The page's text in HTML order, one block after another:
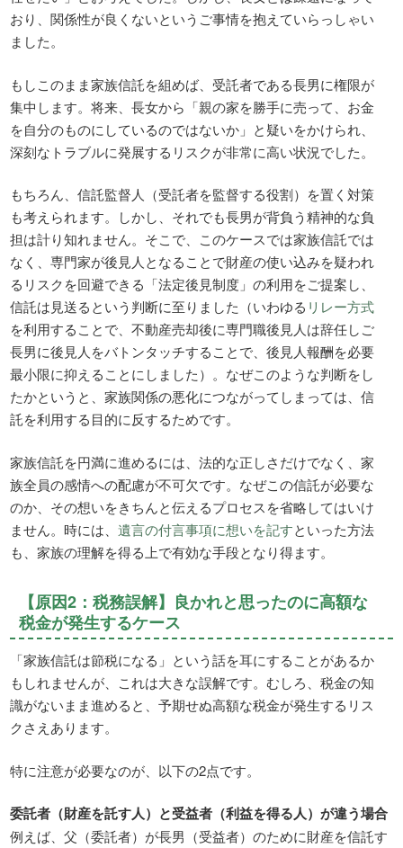
おり、関係性が良くないというご事情を抱えていらっしゃい
ました。
もしこのまま家族信託を組めば、受託者である長男に権限が
集中します。将来、長女から「親の家を勝手に売って、お金
を自分のものにしているのではないか」と疑いをかけられ、
深刻なトラブルに発展するリスクが非常に高い状況でした。
もちろん、信託監督人（受託者を監督する役割）を置く対策
も考えられます。しかし、それでも長男が背負う精神的な負
担は計り知れません。そこで、このケースでは家族信託では
なく、専門家が後見人となることで財産の使い込みを疑われ
るリスクを回避できる「法定後見制度」の利用をご提案し、
信託は見送るという判断に至りました（いわゆる リレー方式
を利用することで、不動産売却後に専門職後見人は辞任しご
長男に後見人をバトンタッチすることで、後見人報酬を必要
最小限に抑えることにしました）。なぜこのような判断をし
たかというと、家族関係の悪化につながってしまっては、信
託を利用する目的に反するためです。
家族信託を円満に進めるには、法的な正しさだけでなく、家
族全員の感情への配慮が不可欠です。なぜこの信託が必要な
のか、その想いをきちんと伝えるプロセスを省略してはいけ
ません。時には、遺言の付言事項に想いを記すといった方法
も、家族の理解を得る上で有効な手段となり得ます。
【原因2：税務誤解】良かれと思ったのに高額な
税金が発生するケース
「家族信託は節税になる」という話を耳にすることがあるか
もしれませんが、これは大きな誤解です。むしろ、税金の知
識がないまま進めると、予期せぬ高額な税金が発生するリス
クさえあります。
特に注意が必要なのが、以下の2点です。
委託者（財産を託す人）と受益者（利益を得る人）が違う場合
例えば、父（委託者）が長男（受益者）のために財産を信託す